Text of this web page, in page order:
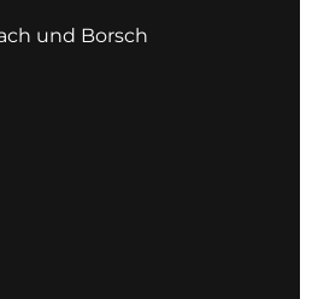
und Borsch